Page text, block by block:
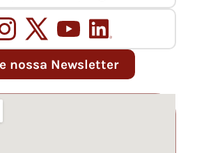
nossa Newsletter